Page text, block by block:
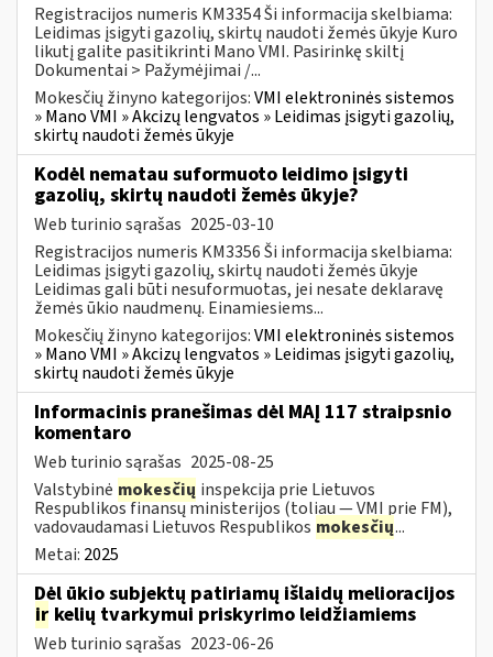
Registracijos numeris KM3354 Ši informacija skelbiama:
Leidimas įsigyti gazolių, skirtų naudoti žemės ūkyje Kuro
likutį galite pasitikrinti Mano VMI. Pasirinkę skiltį
Dokumentai > Pažymėjimai /...
Mokesčių žinyno kategorijos:VMI elektroninės sistemos
» Mano VMI » Akcizų lengvatos » Leidimas įsigyti gazolių,
skirtų naudoti žemės ūkyje
Kodėl nematau suformuoto leidimo įsigyti
gazolių, skirtų naudoti žemės ūkyje?
Web turinio sąrašas 2025-03-10
Registracijos numeris KM3356 Ši informacija skelbiama:
Leidimas įsigyti gazolių, skirtų naudoti žemės ūkyje
Leidimas gali būti nesuformuotas, jei nesate deklaravę
žemės ūkio naudmenų. Einamiesiems...
Mokesčių žinyno kategorijos:VMI elektroninės sistemos
» Mano VMI » Akcizų lengvatos » Leidimas įsigyti gazolių,
skirtų naudoti žemės ūkyje
Informacinis pranešimas dėl MAĮ 117 straipsnio
komentaro
Web turinio sąrašas 2025-08-25
Valstybinė mokesčių inspekcija prie Lietuvos
Respublikos finansų ministerijos (toliau — VMI prie FM),
vadovaudamasi Lietuvos Respublikos mokesčių...
Metai: 2025
Dėl ūkio subjektų patiriamų išlaidų melioracijos
ir kelių tvarkymui priskyrimo leidžiamiems
Web turinio sąrašas 2023-06-26